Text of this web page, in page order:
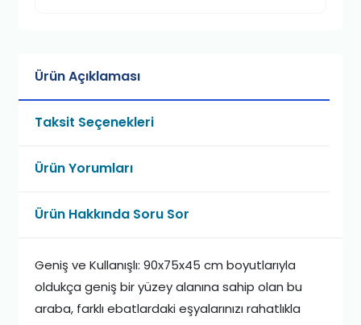
Ürün Açıklaması
Taksit Seçenekleri
Ürün Yorumları
Ürün Hakkında Soru Sor
Geniş ve Kullanışlı: 90x75x45 cm boyutlarıyla
oldukça geniş bir yüzey alanına sahip olan bu
araba, farklı ebatlardaki eşyalarınızı rahatlıkla